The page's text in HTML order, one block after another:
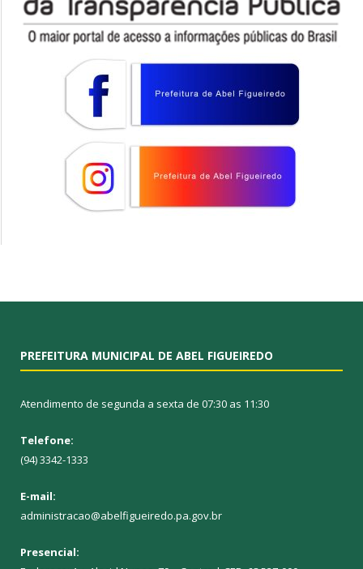
PREFEITURA MUNICIPAL DE ABEL FIGUEIREDO
Atendimento de segunda a sexta de 07:30 as 11:30
Telefone:
(94) 3342-1333
E-mail:
administracao@abelfigueiredo.pa.gov.br
Presencial: